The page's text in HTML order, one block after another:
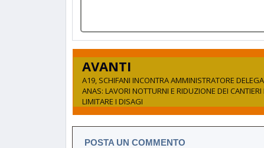
AVANTI
A19, SCHIFANI INCONTRA AMMINISTRATORE
ANAS: LAVORI NOTTURNI E RIDUZIONE DEI CANTIERI
LIMITARE I DISAGI
POSTA UN COMMENTO